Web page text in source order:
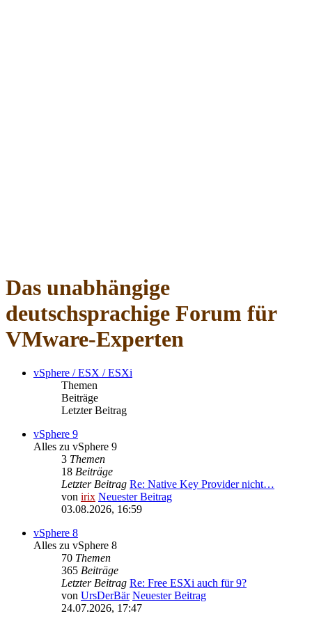
Das unabhängige
deutschsprachige Forum für
VMware-Experten
vSphere / ESX / ESXi
Themen
Beiträge
Letzter Beitrag
vSphere 9
Alles zu vSphere 9
3 Themen
18 Beiträge
Letzter Beitrag Re: Native Key Provider nicht…
von irix Neuester Beitrag
03.08.2026, 16:59
vSphere 8
Alles zu vSphere 8
70 Themen
365 Beiträge
Letzter Beitrag Re: Free ESXi auch für 9?
von UrsDerBär Neuester Beitrag
24.07.2026, 17:47